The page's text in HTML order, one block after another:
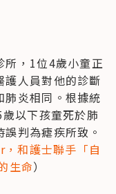
所，1位4歲小童正
護人員對他的診斷
肺炎相同。根據統
以下孩童死於肺
判為瘧疾所致。
和護士聯手「自
生命）